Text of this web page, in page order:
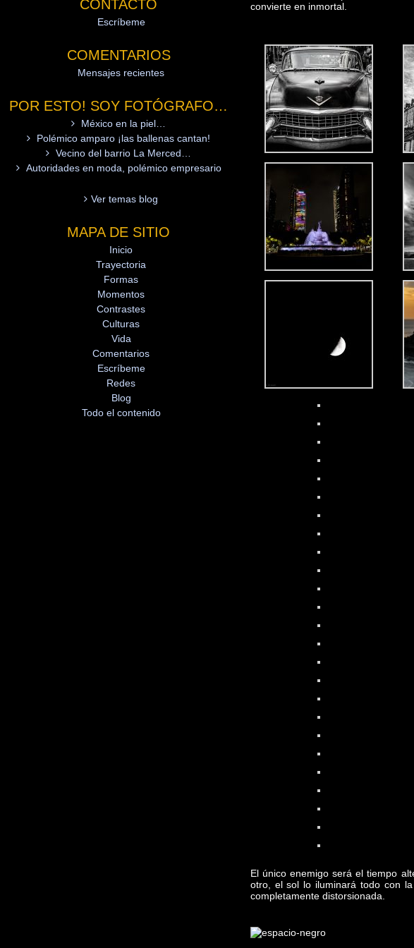
CONTACTO
Escríbeme
COMENTARIOS
Mensajes recientes
POR ESTO! SOY FOTÓGRAFO…
México en la piel…
Polémico amparo ¡las ballenas cantan!
Vecino del barrio La Merced…
Autoridades en moda, polémico empresario
Ver temas blog
MAPA DE SITIO
Inicio
Trayectoria
Formas
Momentos
Contrastes
Culturas
Vida
Comentarios
Escríbeme
Redes
Blog
Todo el contenido
En la fotografía, los contrastes no
esencia más profunda detrás de
Una fotografía, muchas veces
La transparencia en la fotografía
saturado con el frío lavado de
uniformidad o la simplicidad en la
convierte en inmortal.